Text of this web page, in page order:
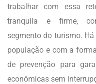
trabalhar com essa
tranquila e firme,
segmento do turismo.
população e com a
de prevenção para
econômicas sem